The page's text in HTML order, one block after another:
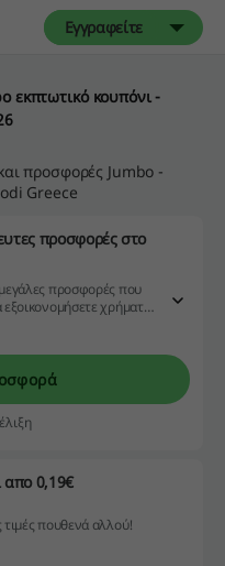
Εγγραφείτε
εκπτωτικό κουπόνι -
προσφορές Jumbo -
Greece
προσφορές στο
προσφορές που
χρήματα,
απο 0,19€
πουθενά αλλού!